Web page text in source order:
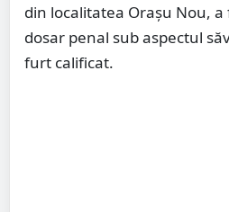
din localitatea Orașu Nou,
dosar penal sub aspectul
furt calificat.